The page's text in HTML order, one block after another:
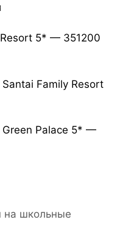
5* — 351200
Family Resort
Green Palace 5* —
на школьные